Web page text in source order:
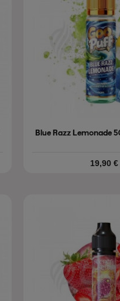
Blue Razz Lemonade
Prix
19,90 €